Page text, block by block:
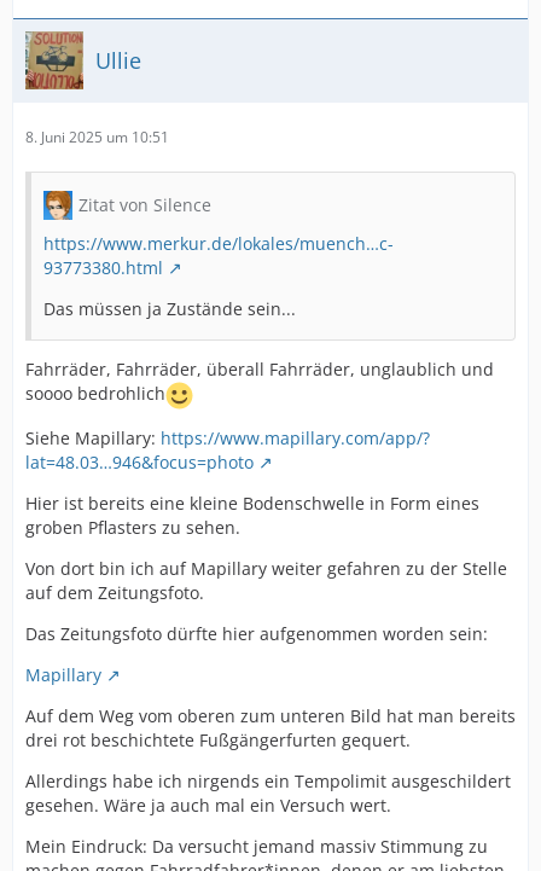
Ullie
8. Juni 2025 um 10:51
Zitat von Silence
https://www.merkur.de/lokales/muench…c-
93773380.html
Das müssen ja Zustände sein...
Fahrräder, Fahrräder, überall Fahrräder, unglaublich und
soooo bedrohlich
Siehe Mapillary: https://www.mapillary.com/app/?
lat=48.03…946&focus=photo
Hier ist bereits eine kleine Bodenschwelle in Form eines
groben Pflasters zu sehen.
Von dort bin ich auf Mapillary weiter gefahren zu der Stelle
auf dem Zeitungsfoto.
Das Zeitungsfoto dürfte hier aufgenommen worden sein:
Mapillary
Auf dem Weg vom oberen zum unteren Bild hat man bereits
drei rot beschichtete Fußgängerfurten gequert.
Allerdings habe ich nirgends ein Tempolimit ausgeschildert
gesehen. Wäre ja auch mal ein Versuch wert.
Mein Eindruck: Da versucht jemand massiv Stimmung zu